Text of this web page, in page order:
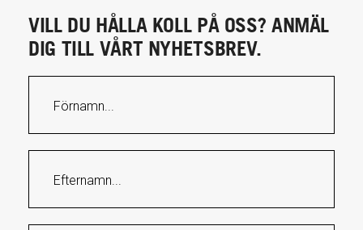
VILL DU HÅLLA KOLL PÅ OSS? ANMÄL
DIG TILL VÅRT NYHETSBREV.